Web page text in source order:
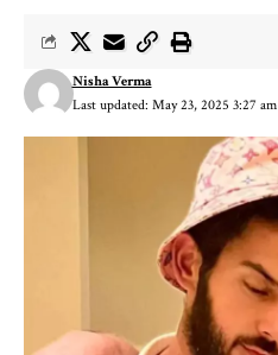
Last updated: May 23, 2025 3:27 am
Nisha Verma